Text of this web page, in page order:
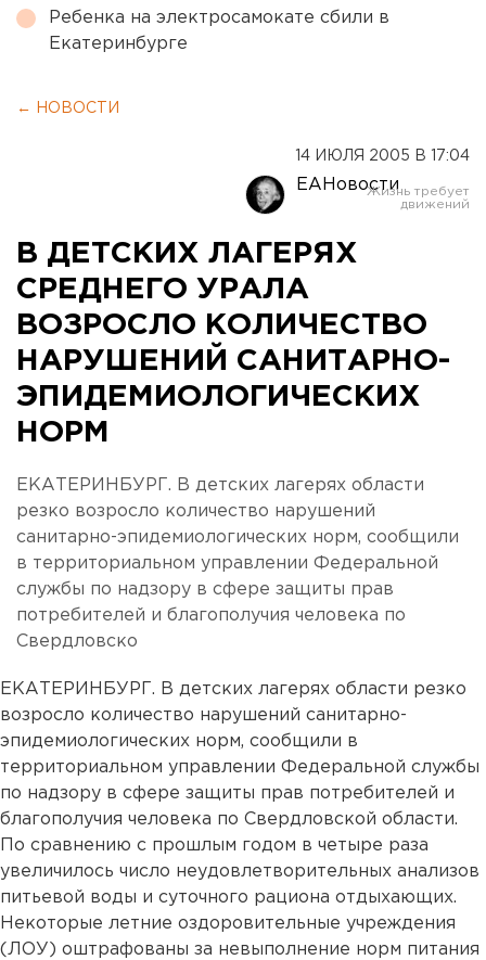
Ребенка на электросамокате сбили в
Екатеринбурге
← НОВОСТИ
14 ИЮЛЯ 2005 В 17:04
ЕАНовости
В ДЕТСКИХ ЛАГЕРЯХ
СРЕДНЕГО УРАЛА
ВОЗРОСЛО КОЛИЧЕСТВО
НАРУШЕНИЙ САНИТАРНО-
ЭПИДЕМИОЛОГИЧЕСКИХ
НОРМ
ЕКАТЕРИНБУРГ. В детских лагерях области
резко возросло количество нарушений
санитарно-эпидемиологических норм, сообщили
в территориальном управлении Федеральной
службы по надзору в сфере защиты прав
потребителей и благополучия человека по
Свердловско
ЕКАТЕРИНБУРГ. В детских лагерях области резко
возросло количество нарушений санитарно-
эпидемиологических норм, сообщили в
территориальном управлении Федеральной службы
по надзору в сфере защиты прав потребителей и
благополучия человека по Свердловской области.
По сравнению с прошлым годом в четыре раза
увеличилось число неудовлетворительных анализов
питьевой воды и суточного рациона отдыхающих.
Некоторые летние оздоровительные учреждения
(ЛОУ) оштрафованы за невыполнение норм питания